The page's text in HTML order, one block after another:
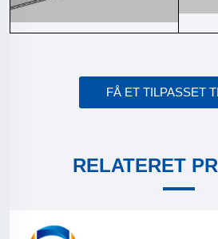
FÅ ET TILPASSET
RELATERET